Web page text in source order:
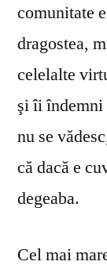
comunitate
dragostea,
celelalte
şi îi îndemni
nu se
că dacă e
degeaba.
Cel mai